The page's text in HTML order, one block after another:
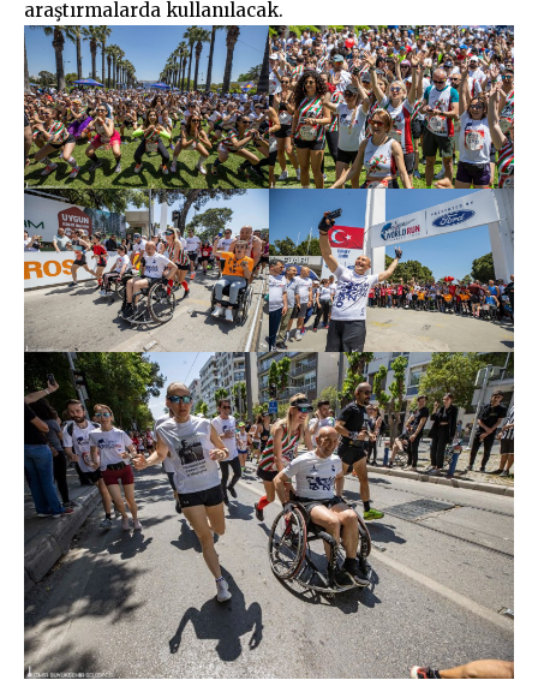
araştırmalarda kullanılacak.